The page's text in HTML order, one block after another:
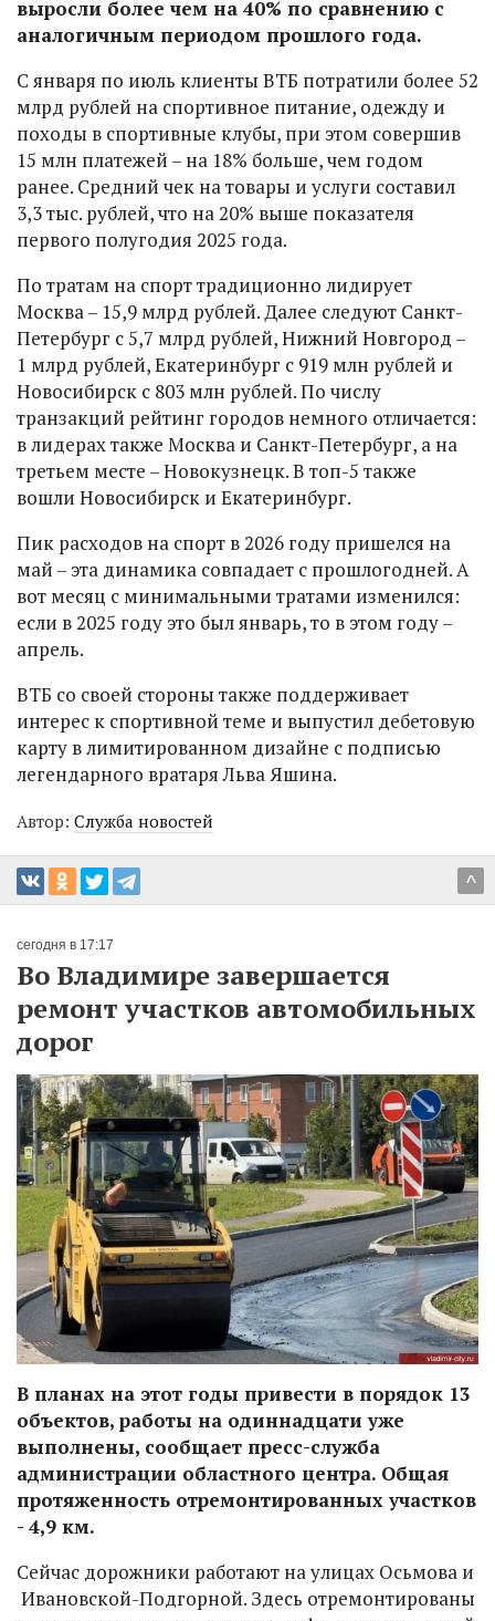
выросли более чем на 40% по сравнению с
аналогичным периодом прошлого года.
С января по июль клиенты ВТБ потратили более 52
млрд рублей на спортивное питание, одежду и
походы в спортивные клубы, при этом совершив
15 млн платежей – на 18% больше, чем годом
ранее. Средний чек на товары и услуги составил
3,3 тыс. рублей, что на 20% выше показателя
первого полугодия 2025 года.
По тратам на спорт традиционно лидирует
Москва – 15,9 млрд рублей. Далее следуют Санкт-
Петербург с 5,7 млрд рублей, Нижний Новгород –
1 млрд рублей, Екатеринбург с 919 млн рублей и
Новосибирск с 803 млн рублей. По числу
транзакций рейтинг городов немного отличается:
в лидерах также Москва и Санкт-Петербург, а на
третьем месте – Новокузнецк. В топ-5 также
вошли Новосибирск и Екатеринбург.
Пик расходов на спорт в 2026 году пришелся на
май – эта динамика совпадает с прошлогодней. А
вот месяц с минимальными тратами изменился:
если в 2025 году это был январь, то в этом году –
апрель.
ВТБ со своей стороны также поддерживает
интерес к спортивной теме и выпустил дебетовую
карту в лимитированном дизайне с подписью
легендарного вратаря Льва Яшина.
Автор: Служба новостей
^
сегодня в 17:17
Во Владимире завершается
ремонт участков автомобильных
дорог
В планах на этот годы привести в порядок 13
объектов, работы на одиннадцати уже
выполнены, сообщает пресс-служба
администрации областного центра. Общая
протяженность отремонтированных участков
- 4,9 км.
Сейчас дорожники работают на улицах Осьмова и
Ивановской-Подгорной. Здесь отремонтированы